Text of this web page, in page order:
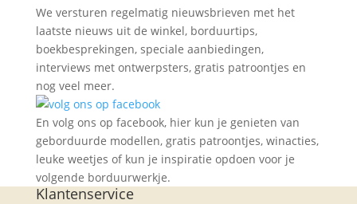
We versturen regelmatig nieuwsbrieven met het
laatste nieuws uit de winkel, borduurtips,
boekbesprekingen, speciale aanbiedingen,
interviews met ontwerpsters, gratis patroontjes en
nog veel meer.
En volg ons op facebook, hier kun je genieten van
geborduurde modellen, gratis patroontjes, winacties,
leuke weetjes of kun je inspiratie opdoen voor je
volgende borduurwerkje.
Klantenservice